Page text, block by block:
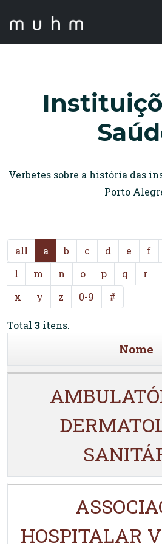
Verbetes sobre a história das
Porto
all a b c d e f
l
m n o p q r
x
y z 0-9 #
Total 3 itens.
Nome
HOSPITALAR